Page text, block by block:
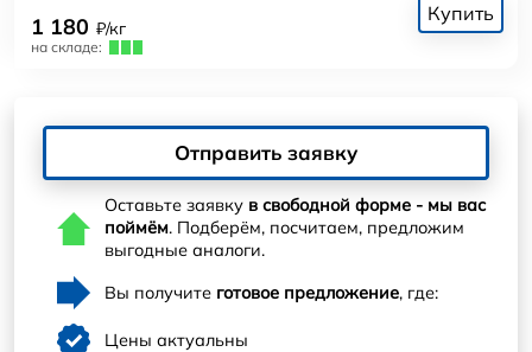
1 180 ₽/кг
на складе:
Купить
Отправить заявку
Оставьте заявку в свободной форме - мы вас
поймём. Подберём, посчитаем, предложим
выгодные аналоги.
Вы получите готовое предложение, где:
Цены актуальны